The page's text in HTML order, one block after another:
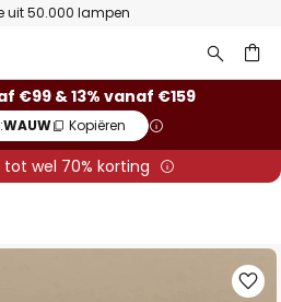
uit 50.000 lampen
€99 & 13% vanaf €159
WAUW Kopiëren
tot wel 70% korting